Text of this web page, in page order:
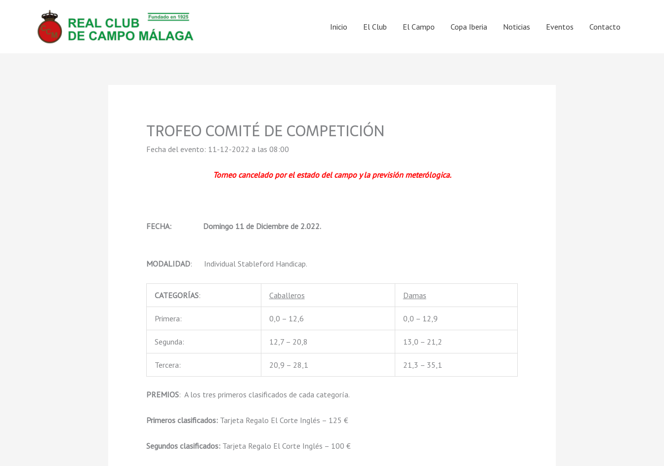
Inicio El Club El Campo Copa Iberia Noticias Eventos Contacto
TROFEO COMITÉ DE COMPETICIÓN
Fecha del evento: 11-12-2022 a las 08:00
Torneo cancelado por el estado del campo y la previsión meterólogica.
FECHA: Domingo 11 de Diciembre de 2.022.
MODALIDAD: Individual Stableford Handicap.
CATEGORÍAS: Caballeros Damas
Primera: 0,0 – 12,6 0,0 – 12,9
Segunda: 12,7 – 20,8 13,0 – 21,2
Tercera: 20,9 – 28,1 21,3 – 35,1
PREMIOS: A los tres primeros clasificados de cada categoría.
Primeros clasificados: Tarjeta Regalo El Corte Inglés – 125 €
Segundos clasificados: Tarjeta Regalo El Corte Inglés – 100 €